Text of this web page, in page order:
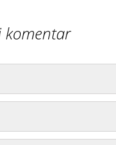
komentar